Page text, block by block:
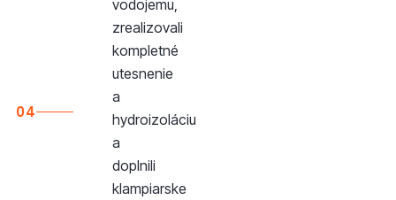
04
vodojemu,
zrealizovali
kompletné
utesnenie
a
hydroizoláciu
a
doplnili
klampiarske